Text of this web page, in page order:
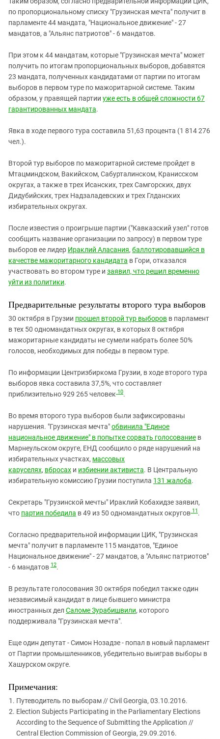
по пропорциональному списку "Грузинская мечта" получит в
парламенте 44 мандата, "Национальное движение" - 27
мандатов, а "Альянс патриотов" - 6 мандатов.
При этом к 44 мандатам, которые "Грузинская мечта" может
получить по итогам пропорциональных выборов, добавятся
23 мандата, полученных кандидатами от партии по итогам
выборов в первом туре по мажоритарной системе. Таким
образом, у правящей партии уже есть в общей сложности 67
гарантированных мандата.
Явка в ходе первого тура составила 51,63 процента (1 814 276
чел.).
Второй тур выборов по мажоритарной системе пройдет в
Мтацминдском, Вакийском, Сабурталинском, Кранисском
округах, а также в трех Исанских, трех Самгорских, двух
Дидубийских, трех Надзаладевских и трех Глданских
избирательных округах.
После известия о проигрыше партии ("Кавказский узел" готов
сообщить название организации по запросу) в первом туре
выборов ее лидер Ираклий Аласания, баллотировавшийся в
качестве мажоритарного кандидата в Гори, отказался
участвовать во втором туре и заявил, что решил временно
уйти из политики.
Предварительные результаты второго тура выборов
30 октября в Грузии прошел второй тур выборов в парламент
в тех 50 одномандатных округах, в которых 8 октября
мажоритарные кандидаты не сумели набрать более 50%
голосов, необходимых для победы в первом туре.
По информации Центризбиркома Грузии, в ходе второго тура
выборов явка составила 37,5%, что составляет
приблизительно 929 265 человек 10.
Во время второго тура выборов были зафиксированы
нарушения. "Грузинская мечта"обвинила "Единое
национальное движение" в попытке сорвать голосование в
Марнеульском округе, ЕНД сообщило о ряде нарушений на
избирательных участках, массовых
каруселях, вбросах и избиении активиста. В Центральную
избирательную комиссию Грузии поступила 131 жалоба.
Секретарь "Грузинской мечты" Ираклий Кобахидзе заявил,
что партия победила в 49 из 50 одномандатных округов 11 .
Согласно предварительной информации ЦИК, "Грузинская
мечта" получит в парламенте 115 мандатов, "Единое
Национальное движение" - 27 мандатов, а "Альянс патриотов"
- 6 мандатов 12.
В результате голосования 30 октября победил также один
независимый кандидат в лице бывшего министра
иностранных дел Саломе Зурабишвили, которого
поддерживала "Грузинская мечта".
Еще один депутат - Симон Нозадзе - попал в новый парламент
от Партии промышленников, убедительно выиграв выборы в
Хашурском округе.
Примечания:
Путеводитель по выборам // Civil Georgia, 03.10.2016.
Election Subjects Participating in the Parliamentary Elections
According to the Sequence of Submitting the Application //
Central Election Commission of Georgia, 29.09.2016.